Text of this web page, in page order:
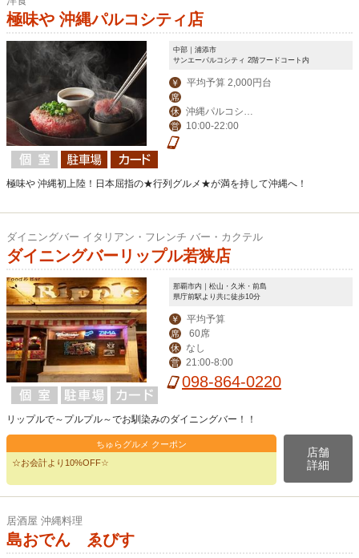
極味や 沖縄パルコシティ店
中部｜浦添市
サンエーパルコシティ 2階フードコート内
￥ 平均予算 2,000円台
席
休
沖縄パルコシテ
ィの店休日に準ずる
営 10:00-22:00
極味や 沖縄初上陸！日本屈指の★行列グルメ★が満を持して沖縄へ！
ダイニングバー イタリアン・フレンチ バー・カクテル
ダイニングバーリップル若狭店
那覇市内｜松山・久米・前島
県庁前駅より共に徒歩10分
￥ 平均予算
席 60席
休 なし
営 21:00-8:00
098-864-0220
リップルで～プルプル～でお馴染みのダイニングバー！！
ちゅらグルメ クーポン
☆お会計より10%OFF☆
店舗
詳細
居酒屋 沖縄料理
島おでん ゑびす